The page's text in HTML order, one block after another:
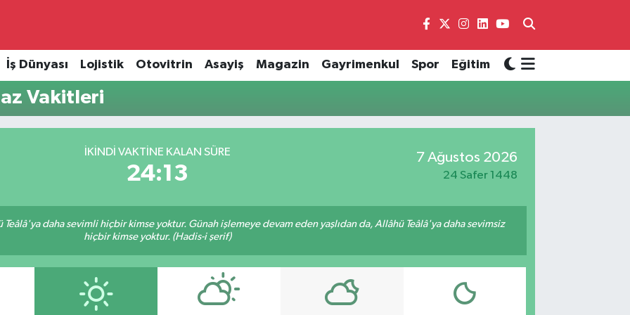
İş Dünyası Lojistik Otovitrin Asayiş Magazin Gayrimenkul Spor Eğitim
Vakitleri
İKINDI VAKTINE KALAN SÜRE
24:13
7 Ağustos 2026
24 Safer 1448
daha sevimli hiçbir kimse yoktur. Günah işlemeye devam eden yaşlıdan da, Allâhü Teâlâ'ya daha sevimsiz
hiçbir kimse yoktur. (Hadis-i şerif)